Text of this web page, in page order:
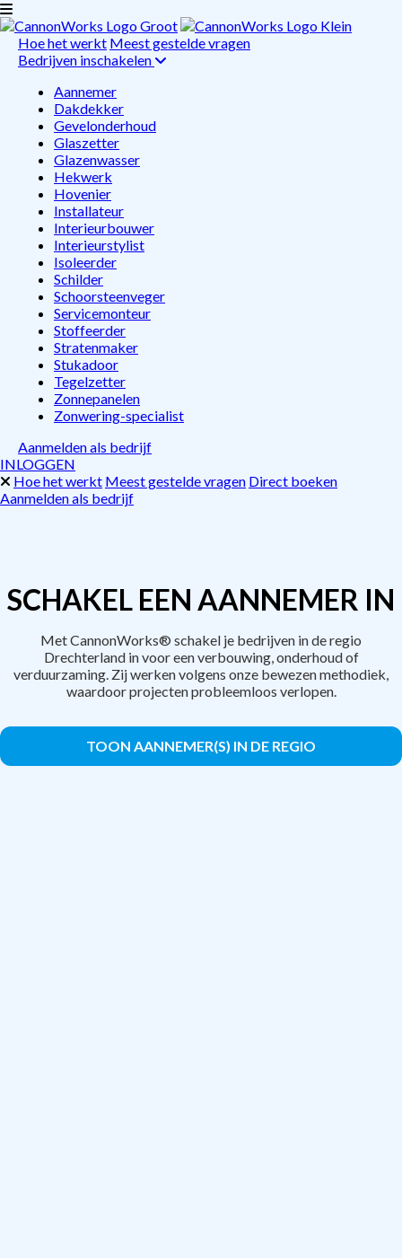
Hoe het werkt Meest gestelde vragen
Bedrijven inschakelen
Aannemer
Dakdekker
Gevelonderhoud
Glaszetter
Glazenwasser
Hekwerk
Hovenier
Installateur
Interieurbouwer
Interieurstylist
Isoleerder
Schilder
Schoorsteenveger
Servicemonteur
Stoffeerder
Stratenmaker
Stukadoor
Tegelzetter
Zonnepanelen
Zonwering-specialist
Aanmelden als bedrijf
INLOGGEN
Hoe het werkt Meest gestelde vragen Direct boeken
Aanmelden als bedrijf
SCHAKEL EEN AANNEMER IN
Met CannonWorks® schakel je bedrijven in de regio
Drechterland in voor een verbouwing, onderhoud of
verduurzaming. Zij werken volgens onze bewezen methodiek,
waardoor projecten probleemloos verlopen.
TOON AANNEMER(S) IN DE REGIO